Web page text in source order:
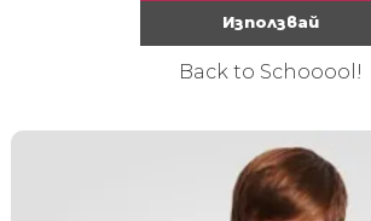
Използвай
Back to Schooool!